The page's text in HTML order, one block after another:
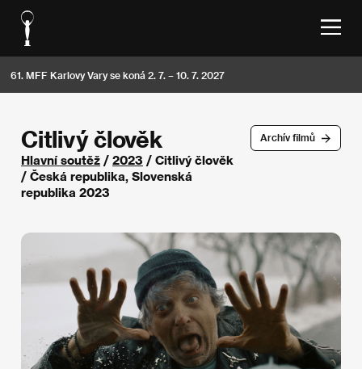
61. MFF Karlovy Vary se koná 2. 7. – 10. 7. 2027
Archív filmů
Citlivý člověk
Hlavní soutěž / 2023 / Citlivý člověk
/ Česká republika, Slovenská
republika 2023